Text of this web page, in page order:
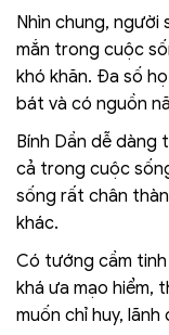
Nhìn chung, người
mắn trong cuộc
khó khăn. Đa số
bát và có nguồn
Bính Dần dễ dàng
cả trong cuộc
sống rất chân
khác.
Có tướng cầm
khá ưa mạo hiểm,
muốn chỉ huy,